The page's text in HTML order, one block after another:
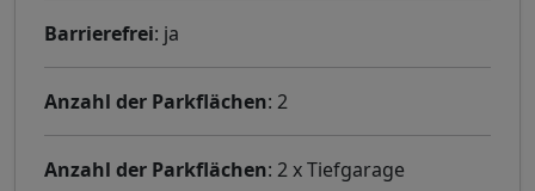
Barrierefrei: ja
Anzahl der Parkflächen: 2
Anzahl der Parkflächen: 2 x Tiefgarage